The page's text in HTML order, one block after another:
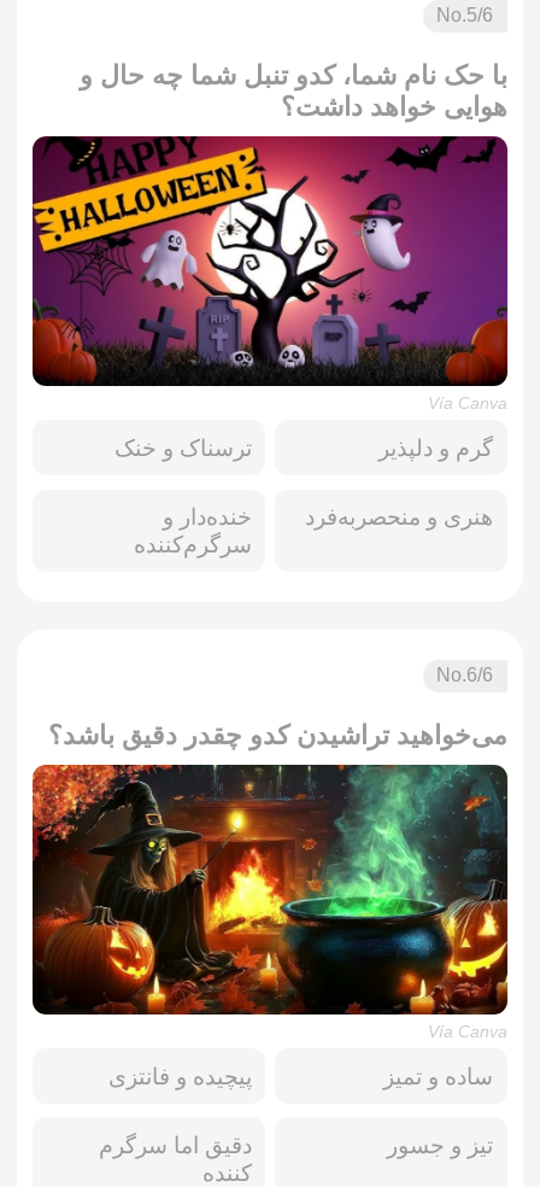
No.5/6
با حک نام شما، کدو تنبل شما چه حال و
هوایی خواهد داشت؟
Vía Canva
گرم و دلپذیر ترسناک و خنک
هنری و منحصربه‌فرد
خنده‌دار و
سرگرم‌کننده
No.6/6
می‌خواهید تراشیدن کدو چقدر دقیق باشد؟
Vía Canva
ساده و تمیز پیچیده و فانتزی
تیز و جسور
دقیق اما سرگرم
کننده